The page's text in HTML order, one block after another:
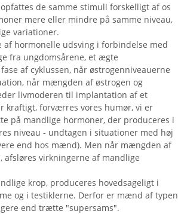
de samme stimuli forskelligt af os
mere eller mindre på samme niveau,
variationer.
hormonelle udsving i forbindelse med
fra ungdomsårene, et ægte
af cyklussen, når østrogenniveauerne
når mængden af ​​østrogen og
livmoderen til implantation af et
kraftigt, forværres vores humør, vi er
på mandlige hormoner, der produceres i
niveau - undtagen i situationer med høj
end hos mænd). Men når mængden af
virkningerne af mandlige
krop, produceres hovedsageligt i
og i testiklerne. Derfor er mænd af typen
end trætte "supersams".